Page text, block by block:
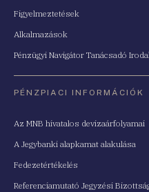
Figyelmeztetések
Alkalmazások
Pénzügyi Navigátor Tanácsadó
PÉNZPIACI INFORMÁCIÓK
Az MNB hivatalos devizaárfolyamai
A Jegybanki alapkamat alakulása
Fedezetértékelés
Referenciamutató Jegyzési